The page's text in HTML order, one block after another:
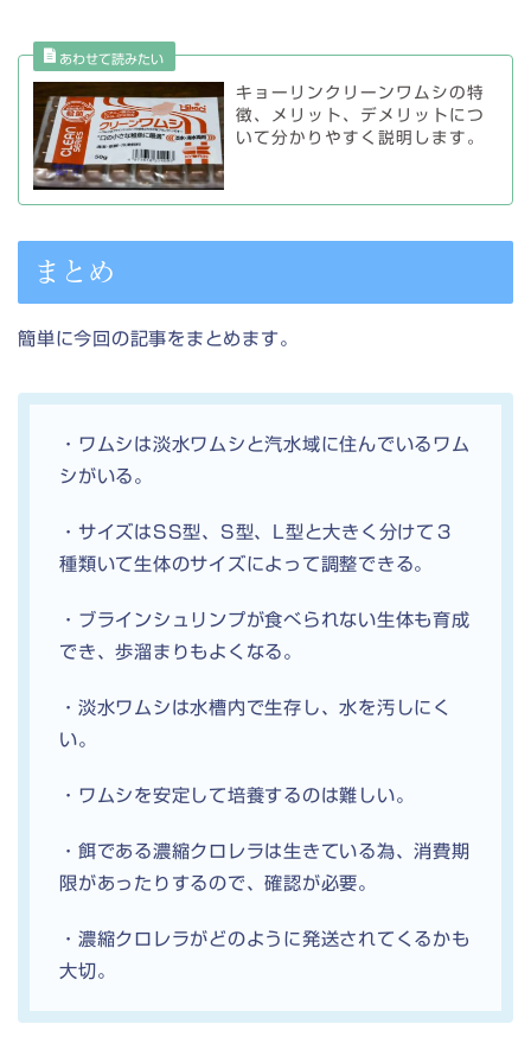
キョーリンクリーンワムシの特
徴、メリット、デメリットにつ
いて分かりやすく説明します。
まとめ
簡単に今回の記事をまとめます。
・ワムシは淡水ワムシと汽水域に住んでいるワム
シがいる。
・サイズはSS型、S型、L型と大きく分けて３
種類いて生体のサイズによって調整できる。
・ブラインシュリンプが食べられない生体も育成
でき、歩溜まりもよくなる。
・淡水ワムシは水槽内で生存し、水を汚しにく
い。
・ワムシを安定して培養するのは難しい。
・餌である濃縮クロレラは生きている為、消費期
限があったりするので、確認が必要。
・濃縮クロレラがどのように発送されてくるかも
大切。